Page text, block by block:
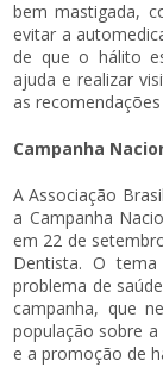
bem mastigada,
evitar a
de que o hálito
ajuda e realizar
as
Campanha
A Associação
a Campanha
em 22 de
Dentista. O
problema de
campanha, que
população sobre
e a promoção de